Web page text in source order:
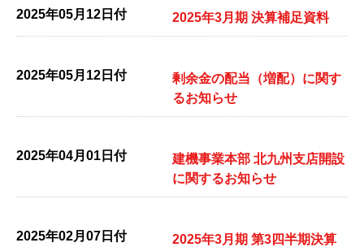
2025年05月12日付 2025年3月期 決算補足資料
2025年05月12日付
剰余金の配当（増配）に関す
るお知らせ
2025年04月01日付
建機事業本部 北九州支店開設
に関するお知らせ
2025年02月07日付
2025年3月期 第3四半期決算